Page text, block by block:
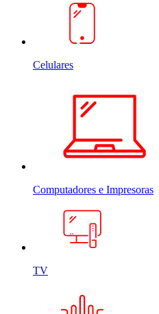
Celulares
Computadores e Impresoras
TV